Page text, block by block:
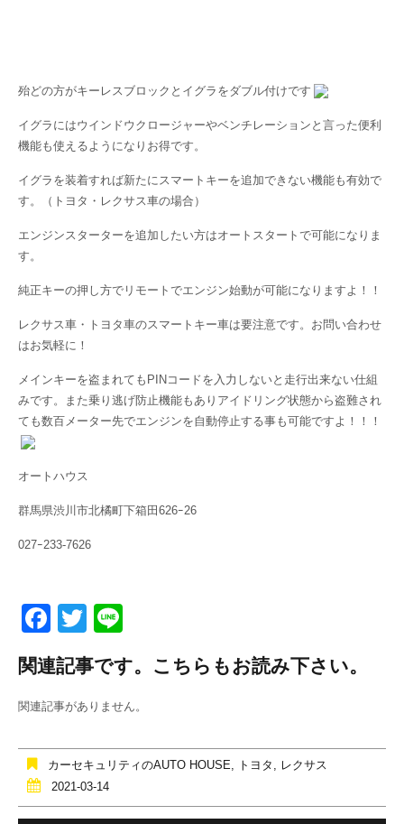
殆どの方がキーレスブロックとイグラをダブル付けです
イグラにはウインドウクロージャーやベンチレーションと言った便利
機能も使えるようになりお得です。
イグラを装着すれば新たにスマートキーを追加できない機能も有効で
す。（トヨタ・レクサス車の場合）
エンジンスターターを追加したい方はオートスタートで可能になりま
す。
純正キーの押し方でリモートでエンジン始動が可能になりますよ！！
レクサス車・トヨタ車のスマートキー車は要注意です。お問い合わせ
はお気軽に！
メインキーを盗まれてもPINコードを入力しないと走行出来ない仕組
みです。また乗り逃げ防止機能もありアイドリング状態から盗難され
ても数百メーター先でエンジンを自動停止する事も可能ですよ！！！
オートハウス
群馬県渋川市北橘町下箱田626ｰ26
027ｰ233-7626
F
a
c
e
o
o
T
tt
er
e
関連記事です。こちらもお読み下さい。
関連記事がありません。
カーセキュリティのAUTO HOUSE, トヨタ , レクサス
2021-03-14